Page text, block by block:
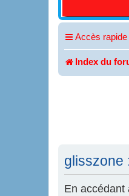
Accès rapide
Index du
glisszone
En accédant